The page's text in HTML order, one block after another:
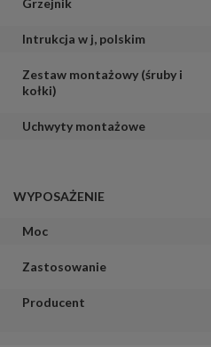
Grzejnik
Intrukcja w j, polskim
Zestaw montażowy (śruby i
kołki)
Uchwyty montażowe
WYPOSAŻENIE
Moc
Zastosowanie
Producent